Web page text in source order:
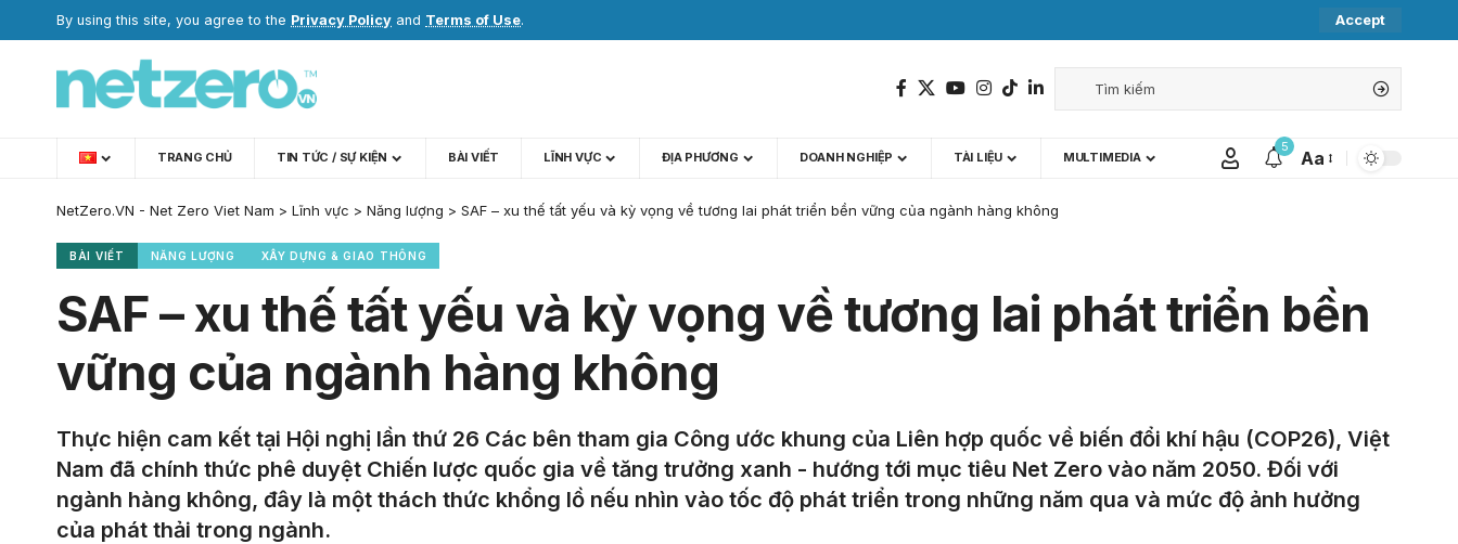
By using this site, you agree to the Privacy Policy and Terms of Use. Accept
TRANG CHỦ TIN TỨC / SỰ KIỆN BÀI VIẾT LĨNH VỰC ĐỊA PHƯƠNG DOANH NGHIỆP TÀI LIỆU MULTIMEDIA
5
Aa
NetZero.VN - Net Zero Viet Nam > Lĩnh vực > Năng lượng > SAF – xu thế tất yếu và kỳ vọng về tương lai phát triển bền vững của ngành hàng không
BÀI VIẾT NĂNG LƯỢNG XÂY DỰNG & GIAO THÔNG
SAF – xu thế tất yếu và kỳ vọng về tương lai phát triển bền
vững của ngành hàng không
Thực hiện cam kết tại Hội nghị lần thứ 26 Các bên tham gia Công ước khung của Liên hợp quốc về biến đổi khí hậu (COP26), Việt
Nam đã chính thức phê duyệt Chiến lược quốc gia về tăng trưởng xanh - hướng tới mục tiêu Net Zero vào năm 2050. Đối với
ngành hàng không, đây là một thách thức khổng lồ nếu nhìn vào tốc độ phát triển trong những năm qua và mức độ ảnh hưởng
của phát thải trong ngành.